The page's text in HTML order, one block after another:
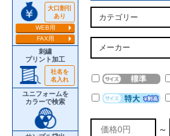
大口割引
あり
WEB用
FAX用
刺繍
プリント加工
社名を
名入れ
ユニフォームを
カラーで検索
～